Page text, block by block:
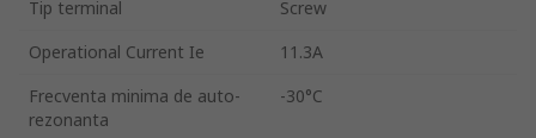
Tip terminal
Screw
Operational Current Ie
11.3A
Frecventa minima de auto-
rezonanta
-30°C